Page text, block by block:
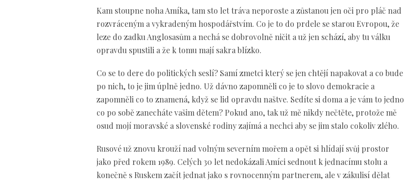
Kam stoupne noha Amíka, tam sto let tráva neporoste a zůstanou jen oči pro pláč nad
rozvráceným a vykradeným hospodářstvím. Co je to do prdele se starou Evropou, že
leze do zadku Anglosasům a nechá se dobrovolně ničit a už jen schází, aby tu válku
opravdu spustili a že k tomu mají sakra blízko.
Co se to dere do politických seslí? Samí zmetci který se jen chtějí napakovat a co bude
po nich, to je jim úplně jedno. Už dávno zapomněli co je to slovo demokracie a
zapomněli co to znamená, když se lid opravdu naštve. Sedíte si doma a je vám to jedno
co po sobě zanecháte vašim dětem? Pokud ano, tak už mě nikdy nečtěte, protože mě
osud mojí moravské a slovenské rodiny zajímá a nechci aby se jim stalo cokoliv zlého.
Rusové už znovu krouží nad volným severním mořem a opět si hlídají svůj prostor
jako před rokem 1989. Celých 30 let nedokázali Amíci sednout k jednacímu stolu a
konečně s Ruskem začít jednat jako s rovnocenným partnerem, ale v zákulisí dělat